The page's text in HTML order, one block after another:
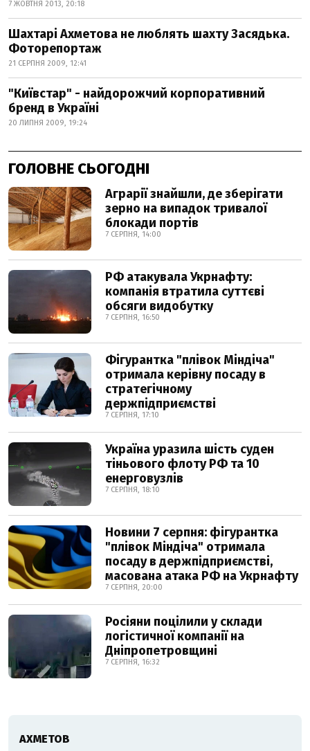
7 ЖОВТНЯ 2013, 20:18
Шахтарі Ахметова не люблять шахту Засядька.
Фоторепортаж
21 СЕРПНЯ 2009, 12:41
"Київстар" - найдорожчий корпоративний
бренд в Україні
20 ЛИПНЯ 2009, 19:24
ГОЛОВНЕ СЬОГОДНІ
Аграрії знайшли, де зберігати
зерно на випадок тривалої
блокади портів
7 СЕРПНЯ, 14:00
РФ атакувала Укрнафту:
компанія втратила суттєві
обсяги видобутку
7 СЕРПНЯ, 16:50
Фігурантка "плівок Міндіча"
отримала керівну посаду в
стратегічному
держпідприємстві
7 СЕРПНЯ, 17:10
Україна уразила шість суден
тіньового флоту РФ та 10
енерговузлів
7 СЕРПНЯ, 18:10
Новини 7 серпня: фігурантка
"плівок Міндіча" отримала
посаду в держпідприємстві,
масована атака РФ на Укрнафту
7 СЕРПНЯ, 20:00
Росіяни поцілили у склади
логістичної компанії на
Дніпропетровщині
7 СЕРПНЯ, 16:32
АХМЕТОВ